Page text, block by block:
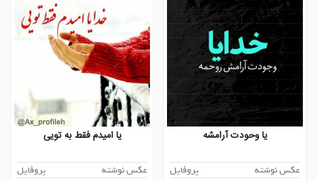
یا وحودت آرامشه
عکس نوشته
پروفایل
یا امیدم فقط به تویی
عکس نوشته
پروفایل